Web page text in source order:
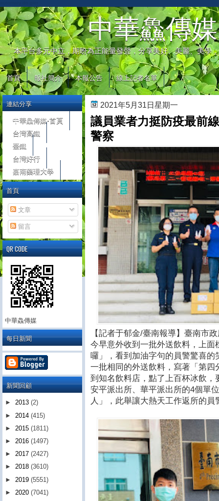
中華鱻傳媒
本平台多元中立，期盼為正能量發聲，分享美好、美麗、美學
首頁 報社簡介 本報公告 線上記者名單
2021年5月31日星期一
議員業者力挺防疫最前
警察
【記者于郁金/臺南報導】臺南市
今早意外收到一批外送飲料，上
囉」，看到加油字句的員警驚喜
一批相同的外送飲料，寫著「第
到知名飲料店，點了上百杯冰飲
安平派出所、華平派出所的4個單
人」，此舉讓大熱天工作返所的員
連結分享
中華鱻傳媒-首頁
台灣高鐵
臺鐵
台灣好行
嘉南藥理大學
首頁
文章
留言
QR CODE
中華鱻傳媒
每日新聞
新聞回顧
► 2013 (2)
► 2014 (415)
► 2015 (1811)
► 2016 (1497)
► 2017 (2427)
► 2018 (3610)
► 2019 (5551)
► 2020 (7041)